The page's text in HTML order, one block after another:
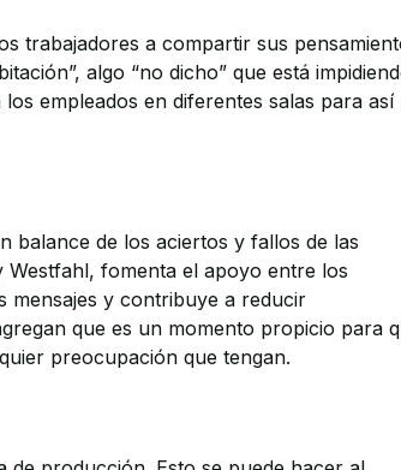
trabajadores a compartir sus
algo “no dicho” que está
empleados en diferentes salas para así
balance de los aciertos y fallos de las
Westfahl, fomenta el apoyo entre los
mensajes y contribuye a reducir
que es un momento propicio para
preocupación que tengan.